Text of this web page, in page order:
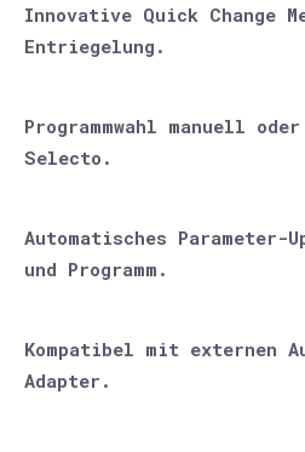
Innovative Quick Change
Entriegelung.
Programmwahl manuell
Selecto.
Automatisches Parameter-
und Programm.
Kompatibel mit externen
Adapter.